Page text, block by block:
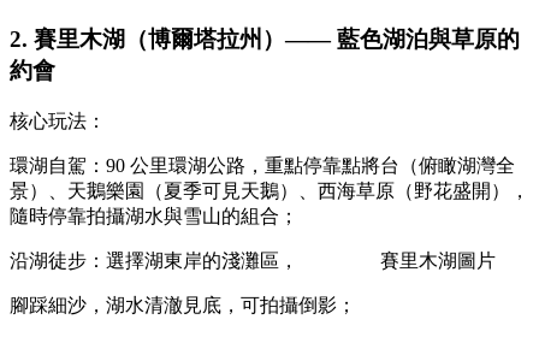
2. 賽里木湖（博爾塔拉州）—— 藍色湖泊與草原的
約會
核心玩法：
環湖自駕：90 公里環湖公路，重點停靠點將台（俯瞰湖灣全
景）、天鵝樂園（夏季可見天鵝）、西海草原（野花盛開），
隨時停靠拍攝湖水與雪山的組合；
沿湖徒步：選擇湖東岸的淺灘區， 賽里木湖圖片
腳踩細沙，湖水清澈見底，可拍攝倒影；